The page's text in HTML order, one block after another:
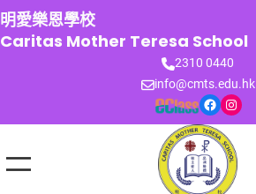
跳
至
主
明愛樂恩學校
Caritas Mother Teresa School
2310 0440
info@cmts.edu.hk
Facebook Instagram